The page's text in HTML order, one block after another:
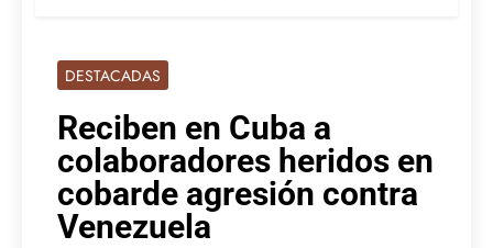
DESTACADAS
Reciben en Cuba a
colaboradores heridos en
cobarde agresión contra
Venezuela